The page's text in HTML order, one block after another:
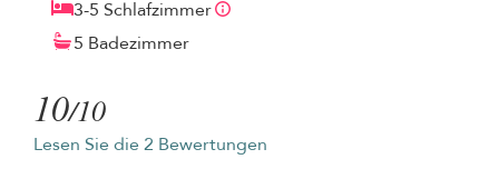
3-5 Schlafzimmer
5 Badezimmer
10/10
Lesen Sie die 2 Bewertungen